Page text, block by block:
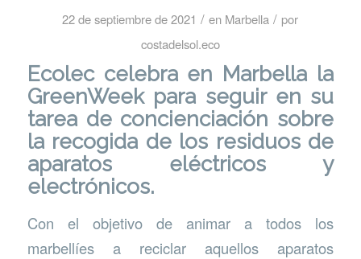
22 de septiembre de 2021 / en Marbella / por
costadelsol.eco
Ecolec celebra en Marbella la
GreenWeek para seguir en su
tarea de concienciación sobre
la recogida de los residuos de
aparatos eléctricos y
electrónicos.
Con el objetivo de animar a todos los
marbellíes a reciclar aquellos aparatos